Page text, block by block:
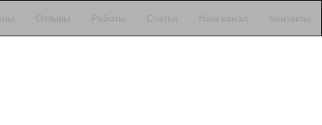
Отзывы Работы Статьи Наш канал Контакты